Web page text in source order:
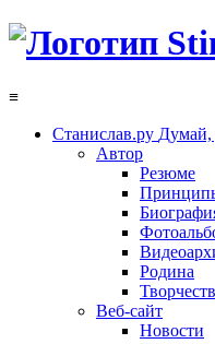
≡
Станислав.ру Думай,
Автор
Резюме
Родина
Веб-сайт
Новости